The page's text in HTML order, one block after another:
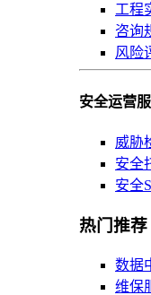
工程
咨询
风险
安全运营
威胁
安全
安全
热门推荐
数据
维保